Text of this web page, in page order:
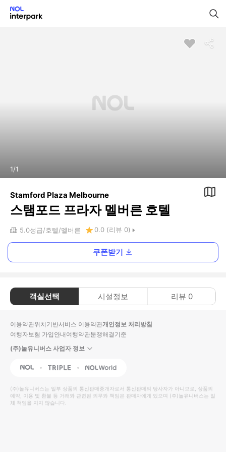
1/1
Stamford Plaza Melbourne
스탬포드 프라자 멜버른 호텔
5.0성급 호텔 멜버른 0.0 (리뷰 0)
쿠폰받기
객실선택 시설정보 리뷰 0
이용약관위치기반서비스 이용약관개인정보 처리방침
여행자보험 가입안내여행약관분쟁해결기준
(주)놀유니버스 사업자 정보
NOL Triple Interpark Global
(주)놀유니버스는 일부 상품의 통신판매중개자로서 통신판매의 당사자가 아니므로, 상품의
예약, 이용 및 환불 등 거래와 관련된 의무와 책임은 판매자에게 있으며 (주)놀유니버스는 일
체 책임을 지지 않습니다.